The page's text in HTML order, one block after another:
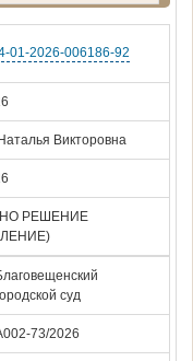
01-2026-006186-92
Викторовна
РЕШЕНИЕ
суд
73/2026